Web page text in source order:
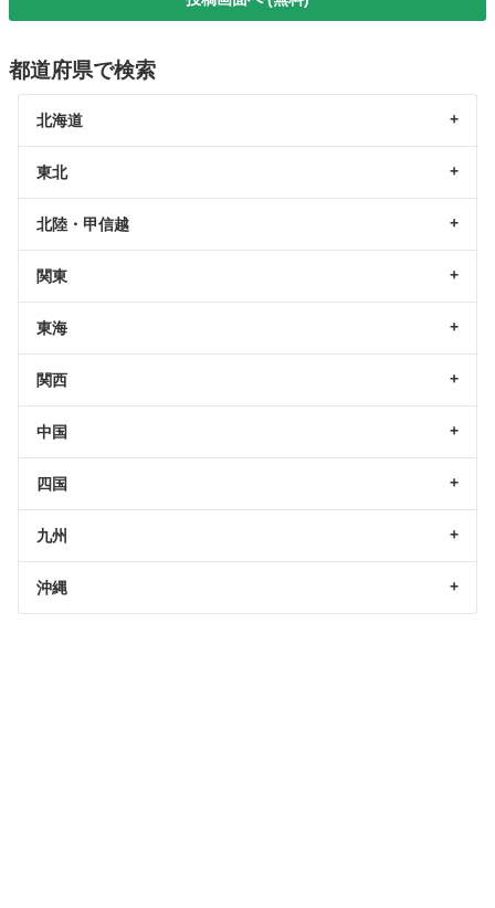
都道府県で検索
北海道
東北
北陸・甲信越
関東
東海
関西
中国
四国
九州
沖縄